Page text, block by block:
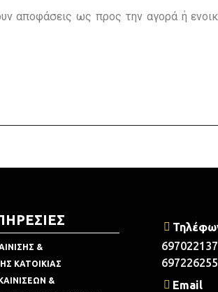
αποφάσεις ως προς την αγορά ή
&
ΚΑΤΟΙΚΙΑΣ
&
Email